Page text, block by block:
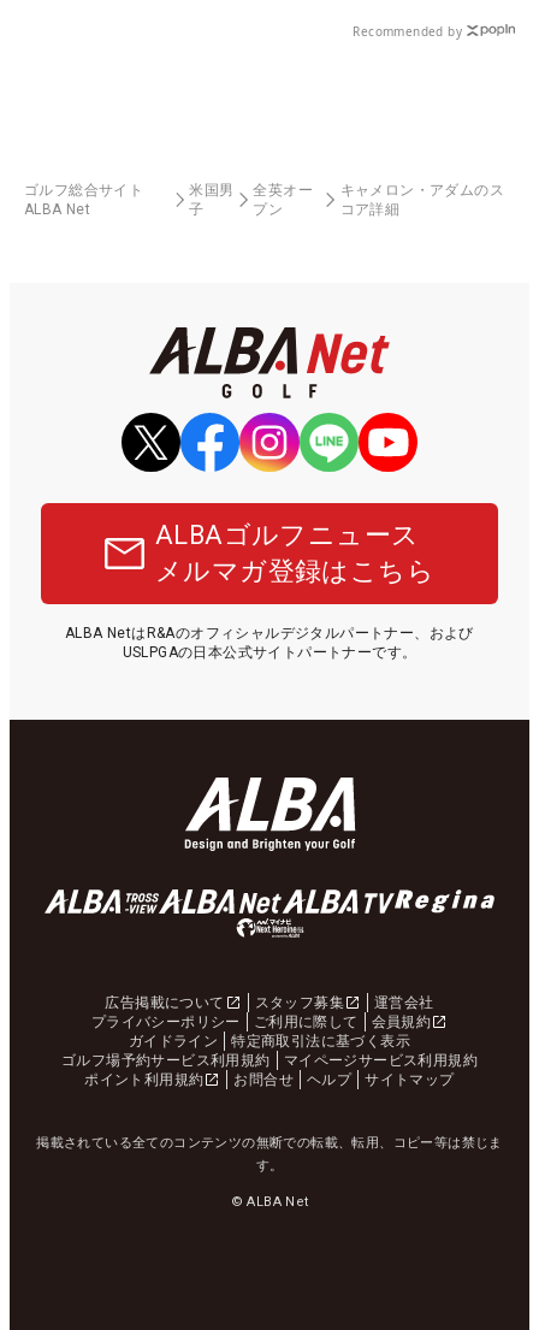
Recommended by
ゴルフ総合サイト
ALBA Net
米国男
子
全英オー
プン
キャメロン・アダムのス
コア詳細
ALBAゴルフニュース
メルマガ登録はこちら
ALBA NetはR&Aのオフィシャルデジタルパートナー、および
USLPGAの日本公式サイトパートナーです。
広告掲載について スタッフ募集
運営会社
プライバシーポリシー
ご利用に際して
会員規約
ガイドライン
特定商取引法に基づく表示
ゴルフ場予約サービス利用規約
マイページサービス利用規約
ポイント利用規約
お問合せ ヘルプ サイトマップ
掲載されている全てのコンテンツの無断での転載、転用、コピー等は禁じま
す。
© ALBA Net